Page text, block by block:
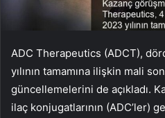
ADC Therapeutics (ADCT),
yılının tamamına ilişkin mali
güncellemelerini de açıkladı.
ilaç konjugatlarının (ADC’ler)